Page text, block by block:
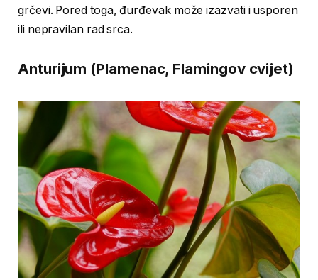
grčevi. Pored toga, đurđevak može izazvati i usporen
ili nepravilan rad srca.
Anturijum (Plamenac, Flamingov cvijet)